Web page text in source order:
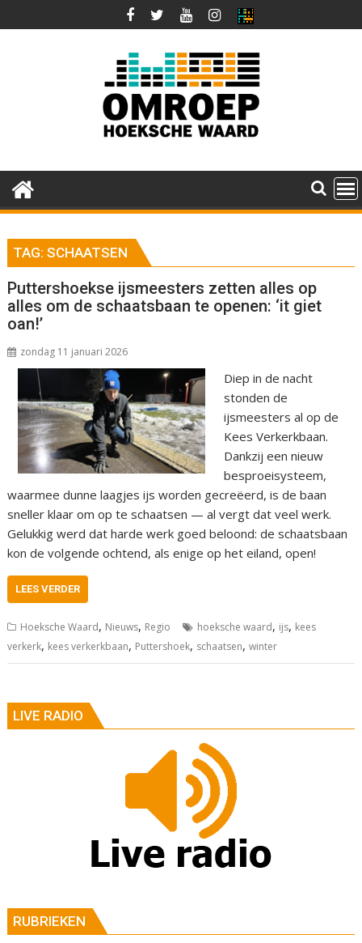
naar
TAG:SCHAATSEN
Puttershoekse ijsmeesters zetten alles op
alles om de schaatsbaan te openen: ‘it giet
oan!’
zondag 11 januari 2026
Diep in de nacht
stonden de
ijsmeesters al op de
Kees Verkerkbaan.
Dankzij een nieuw
besproeisysteem,
waarmee dunne laagjes ijs worden gecreëerd, is de baan
sneller klaar om op te schaatsen — al vergt dat veel werk.
Gelukkig werd dat harde werk goed beloond: de schaatsbaan
kon de volgende ochtend, als enige op het eiland, open!
LEES VERDER
Hoeksche Waard, Nieuws, Regio hoeksche waard, ijs, kees
verkerk, kees verkerkbaan, Puttershoek, schaatsen,winter
LIVE RADIO
RUBRIEKEN